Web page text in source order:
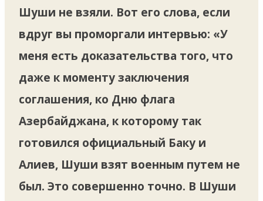
Шуши не взяли. Вот его слова, если
вдруг вы проморгали интервью: «У
меня есть доказательства того, что
даже к моменту заключения
соглашения, ко Дню флага
Азербайджана, к которому так
готовился официальный Баку и
Алиев, Шуши взят военным путем не
был. Это совершенно точно. В Шуши